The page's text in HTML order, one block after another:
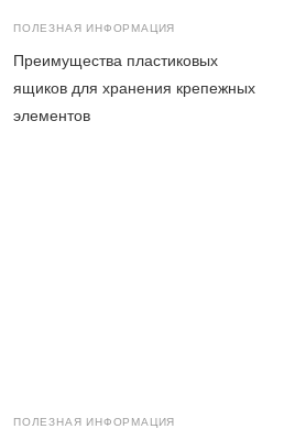
ПОЛЕЗНАЯ ИНФОРМАЦИЯ
Преимущества пластиковых
ящиков для хранения крепежных
элементов
ПОЛЕЗНАЯ ИНФОРМАЦИЯ